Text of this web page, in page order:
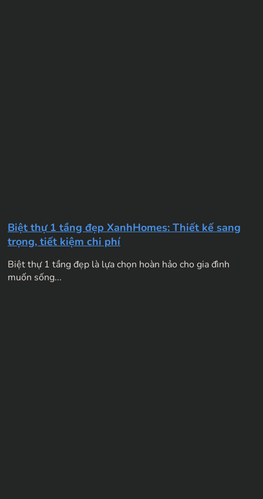
Biệt thự 1 tầng đẹp XanhHomes: Thiết kế sang
trọng, tiết kiệm chi phí
Biệt thự 1 tầng đẹp là lựa chọn hoàn hảo cho gia đình
muốn sống...